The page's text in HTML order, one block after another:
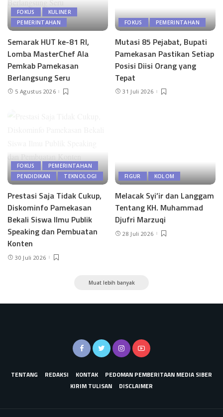
FOKUS
KULINER
PEMERINTAHAN
Semarak HUT ke-81 RI,
Lomba MasterChef Ala
Pemkab Pamekasan
Berlangsung Seru
5 Agustus 2026
FOKUS PEMERINTAHAN
Mutasi 85 Pejabat, Bupati
Pamekasan Pastikan Setiap
Posisi Diisi Orang yang
Tepat
31 Juli 2026
FOKUS
PEMERINTAHAN
PENDIDIKAN
TEKNOLOGI
Prestasi Saja Tidak Cukup,
Diskominfo Pamekasan
Bekali Siswa Ilmu Publik
Speaking dan Pembuatan
Konten
30 Juli 2026
FIGUR KOLOM
Melacak Syi’ir dan Langgam
Tentang KH. Muhammad
Djufri Marzuqi
28 Juli 2026
Muat lebih banyak
TENTANG REDAKSI KONTAK
PEDOMAN PEMBERITAAN MEDIA SIBER
KIRIM TULISAN
DISCLAIMER